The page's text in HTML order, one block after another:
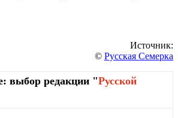
Источник:
© Русская Семерка
выбор редакции "Русской